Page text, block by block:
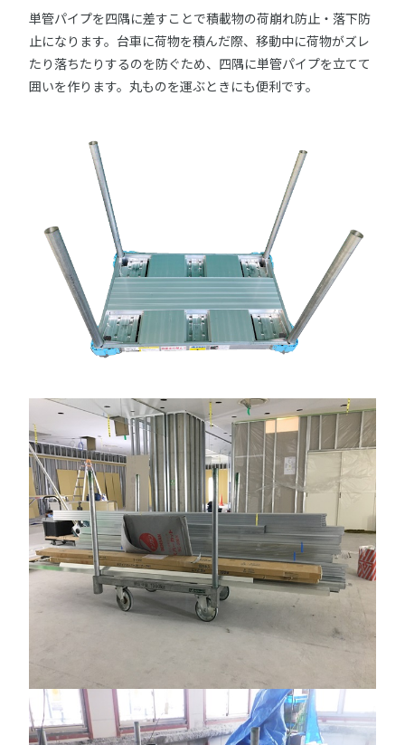
単管パイプを四隅に差すことで積載物の荷崩れ防止・落下防
止になります。台車に荷物を積んだ際、移動中に荷物がズレ
たり落ちたりするのを防ぐため、四隅に単管パイプを立てて
囲いを作ります。丸ものを運ぶときにも便利です。